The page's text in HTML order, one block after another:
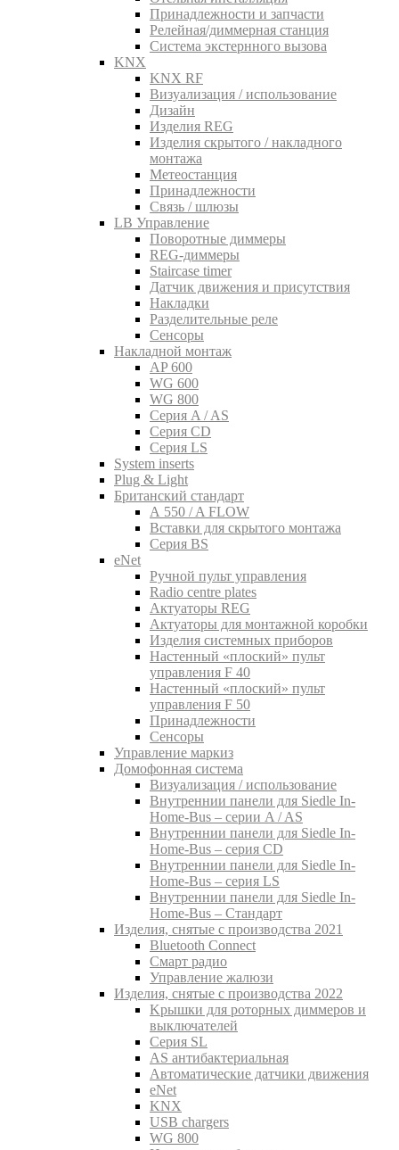
Принадлежности и запчасти
Релейная/диммерная станция
Система экстернного вызова
KNX
KNX RF
Визуализация / использование
Дизайн
Изделия REG
Изделия скрытого / накладного
монтажа
Метеостанция
Принадлежности
Связь / шлюзы
LB Управление
Поворотные диммеры
REG-диммеры
Staircase timer
Датчик движения и присутствия
Накладки
Разделительные реле
Сенсоры
Накладной монтаж
AP 600
WG 600
WG 800
Серия A / AS
Серия CD
Серия LS
System inserts
Plug & Light
Британский стандарт
A 550 / A FLOW
Вставки для скрытого монтажа
Серия BS
eNet
Pучной пульт управления
Radio centre plates
Актуаторы REG
Актуаторы для монтажной коробки
Изделия системных приборов
Настенный «плоский» пульт
управления F 40
Настенный «плоский» пульт
управления F 50
Принадлежности
Сенсоры
Управление маркиз
Домофонная система
Визуализация / использование
Внутреннии панели для Siedle In-
Home-Bus – серии A / AS
Внутреннии панели для Siedle In-
Home-Bus – серия CD
Внутреннии панели для Siedle In-
Home-Bus – серия LS
Внутреннии панели для Siedle In-
Home-Bus – Стандарт
Изделия, снятые с производства 2021
Bluetooth Connect
Смарт радио
Управление жалюзи
Изделия, снятые с производства 2022
Kрышки для роторных диммеров и
выключателей
Серия SL
AS антибактериальная
Aвтоматические датчики движения
eNet
KNX
USB chargers
WG 800